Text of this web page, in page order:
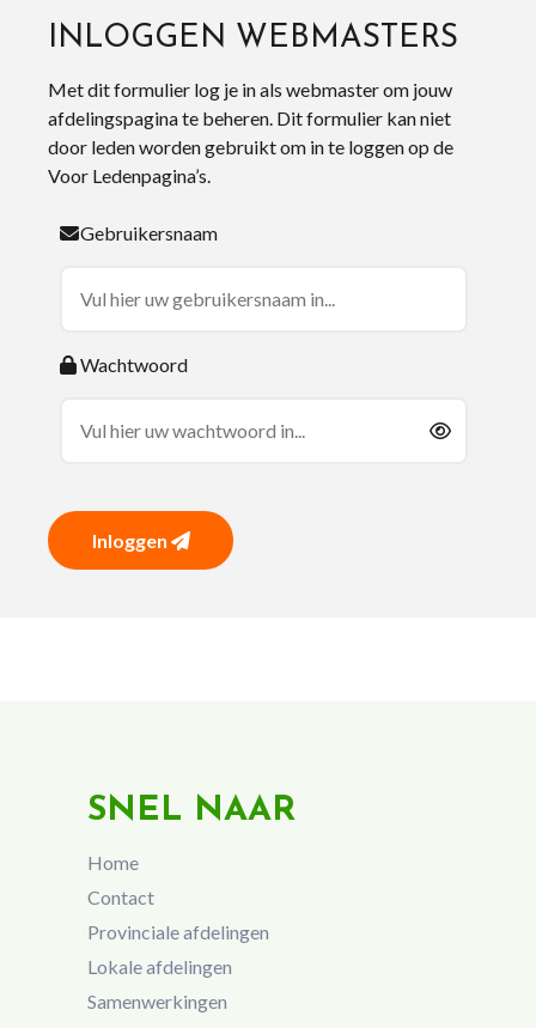
INLOGGEN WEBMASTERS
Met dit formulier log je in als webmaster om jouw
afdelingspagina te beheren. Dit formulier kan niet
door leden worden gebruikt om in te loggen op de
Voor Ledenpagina’s.
Gebruikersnaam
Wachtwoord
Inloggen
SNEL NAAR
Home
Contact
Provinciale afdelingen
Lokale afdelingen
Samenwerkingen